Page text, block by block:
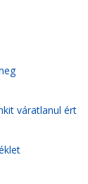
váratlanul ért